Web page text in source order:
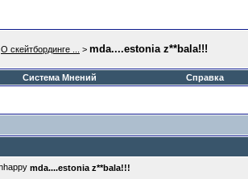
О скейтбординге ... > mda....estonia z**bala!!!
Система Мнений Справка
mda....estonia z**bala!!!